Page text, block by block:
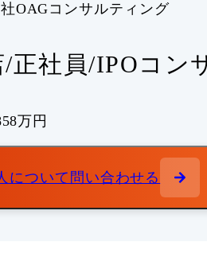
OAGコンサルティング
/正社員/IPOコン
万円
について問い合わせる